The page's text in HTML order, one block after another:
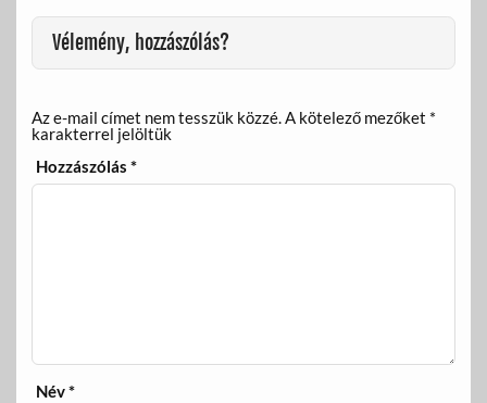
Vélemény, hozzászólás?
Az e-mail címet nem tesszük közzé.A kötelező mezőket *
karakterrel jelöltük
Hozzászólás*
Név*